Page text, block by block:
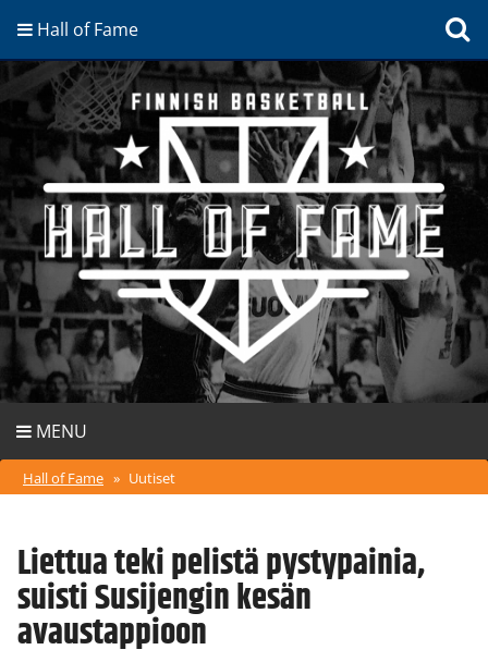
Hall of Fame
MENU
Hall of Fame » Uutiset
Liettua teki pelistä pystypainia,
suisti Susijengin kesän
avaustappioon